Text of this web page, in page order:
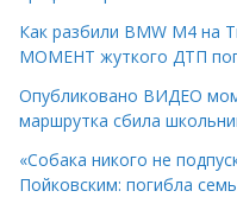
Как разбили BMW M4 на
МОМЕНТ жуткого ДТП
Опубликовано ВИДЕО
маршрутка сбила
«Собака никого не
Пойковским: погибла